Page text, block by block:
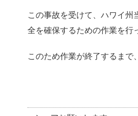
この事故を受けて、ハワイ
全を確保するための作業を行
このため作業が終了するまで